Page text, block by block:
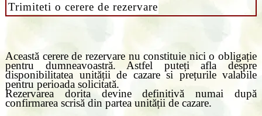
Trimiteti o cerere de rezervare
Această cerere de rezervare nu constituie nici o obligație
pentru dumneavoastră. Astfel puteți afla despre
disponibilitatea unității de cazare si prețurile valabile
pentru perioada solicitată.
Rezervarea dorita devine definitivă numai după
confirmarea scrisă din partea unității de cazare.